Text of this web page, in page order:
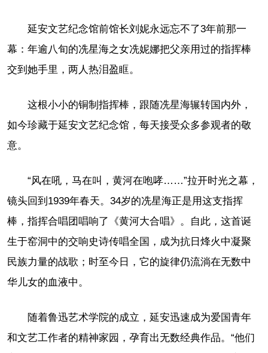
延安文艺纪念馆前馆长刘妮永远忘不了3年前那一
幕：年逾八旬的冼星海之女冼妮娜把父亲用过的指挥棒
交到她手里，两人热泪盈眶。
这根小小的铜制指挥棒，跟随冼星海辗转国内外，
如今珍藏于延安文艺纪念馆，每天接受众多参观者的敬
意。
“风在吼，马在叫，黄河在咆哮……”拉开时光之幕，
镜头回到1939年春天。34岁的冼星海正是用这支指挥
棒，指挥合唱团唱响了《黄河大合唱》。自此，这首诞
生于窑洞中的交响史诗传唱全国，成为抗日烽火中凝聚
民族力量的战歌；时至今日，它的旋律仍流淌在无数中
华儿女的血液中。
随着鲁迅艺术学院的成立，延安迅速成为爱国青年
和文艺工作者的精神家园，孕育出无数经典作品。“他们